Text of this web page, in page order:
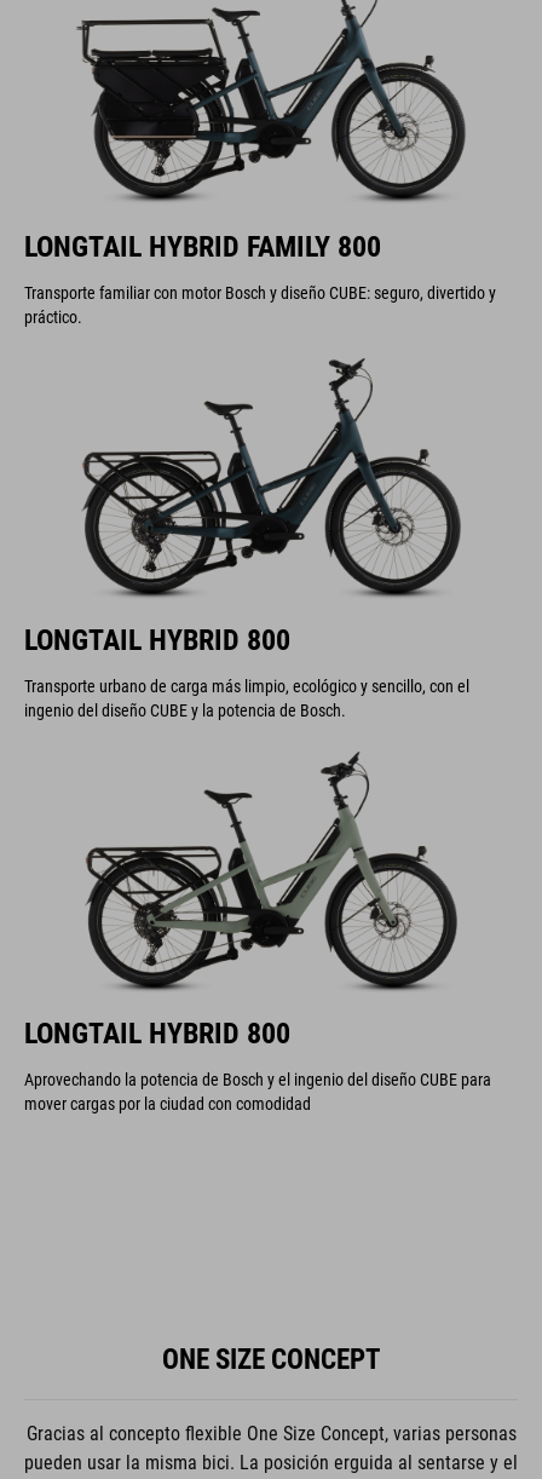
LONGTAIL HYBRID FAMILY 800
Transporte familiar con motor Bosch y diseño CUBE: seguro, divertido y
práctico.
LONGTAIL HYBRID 800
Transporte urbano de carga más limpio, ecológico y sencillo, con el
ingenio del diseño CUBE y la potencia de Bosch.
LONGTAIL HYBRID 800
Aprovechando la potencia de Bosch y el ingenio del diseño CUBE para
mover cargas por la ciudad con comodidad
ONE SIZE CONCEPT
Gracias al concepto flexible One Size Concept, varias personas
pueden usar la misma bici. La posición erguida al sentarse y el